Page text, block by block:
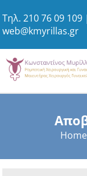
Τηλ.210 76 09 109 |
web@kmyrillas.gr
Home